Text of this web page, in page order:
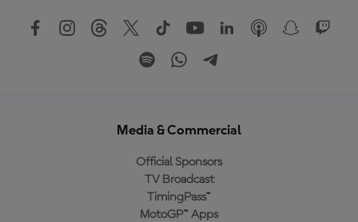
Media & Commercial
Official Sponsors
TV Broadcast
TimingPass™
MotoGP™ Apps